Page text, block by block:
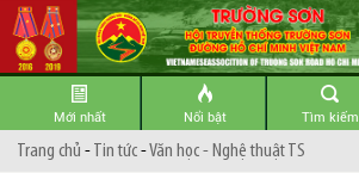
Mới nhất Nổi bật Tìm kiếm
Trang chủ -Tin tức-Văn học - Nghệ thuật TS